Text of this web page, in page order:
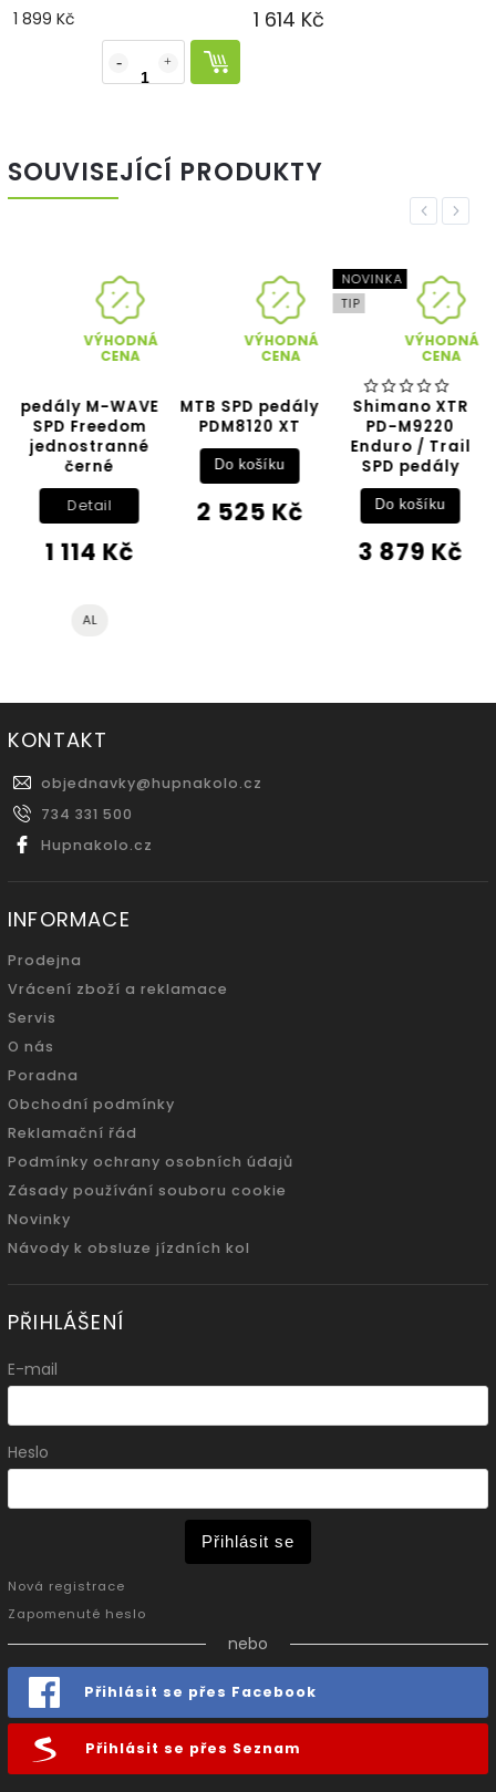
1 899 Kč 1 614 Kč
SOUVISEJÍCÍ PRODUKTY
Previous
VÝHODNÁ
CENA
pedály M-WAVE
SPD Freedom
jednostranné
černé
1 114 Kč
Detail
AL
VÝHODNÁ
CENA
MTB SPD pedály
PDM8120 XT
2 525 Kč
Do košíku
NOVINKA
TIP
VÝHODNÁ
CENA
Shimano XTR
PD-M9220
Enduro / Trail
SPD pedály
3 879 Kč
Do košíku
Next
KONTAKT
objednavky@hupnakolo.cz
734 331 500
Hupnakolo.cz
INFORMACE
Prodejna
Vrácení zboží a reklamace
Servis
O nás
Poradna
Obchodní podmínky
Reklamační řád
Podmínky ochrany osobních údajů
Zásady používání souboru cookie
Novinky
Návody k obsluze jízdních kol
PŘIHLÁŠENÍ
E-mail
Heslo
Přihlásit se
Nová registrace
Zapomenuté heslo
nebo
Přihlásit se přes Facebook
Přihlásit se přes Seznam